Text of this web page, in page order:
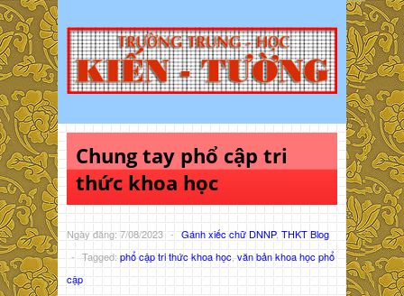
Chung tay phổ cập tri
thức khoa học
Ngày đăng: 7/08/2023 - Gánh xiếc chữ DNNP, THKT Blog
- Tagged: phổ cập tri thức khoa học văn bản khoa học phổ
cập